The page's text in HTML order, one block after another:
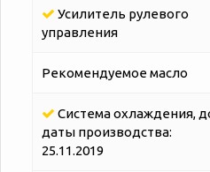
Усилитель рулевого
управления
Рекомендуемое масло
Система охлаждения,
даты производства:
25.11.2019